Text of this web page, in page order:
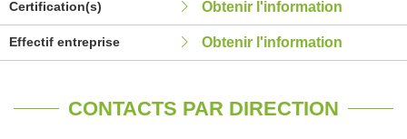
Certification(s) Obtenir l'information
Effectif entreprise Obtenir l'information
CONTACTS PAR DIRECTION